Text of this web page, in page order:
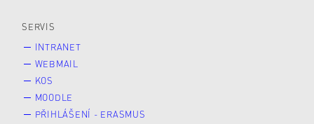
SERVIS
INTRANET
WEBMAIL
KOS
MOODLE
PŘIHLÁŠENÍ - ERASMUS